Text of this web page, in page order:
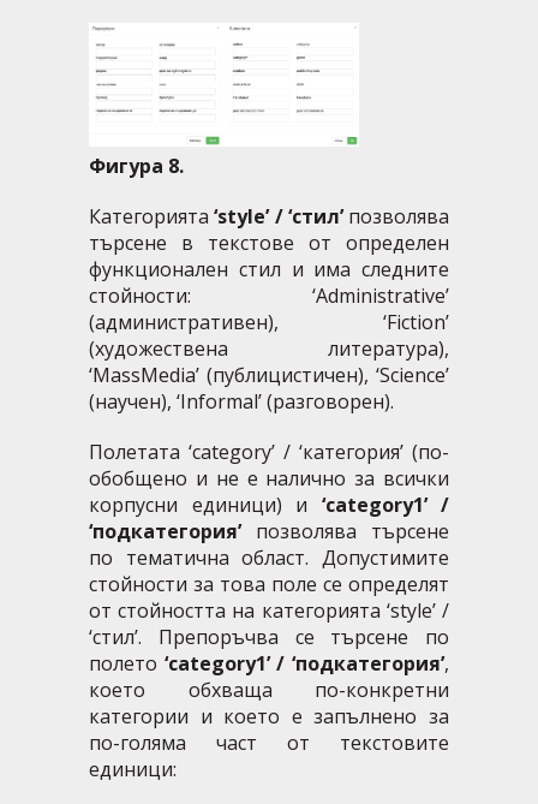
Фигура 8.
Категорията‘style’ / ‘стил’позволява
търсене в текстове от определен
функционален стил и има следните
стойности: ‘Аdministrative’
(административен), ‘Fiction’
(художествена литература),
‘MassMedia’ (публицистичен), ‘Science’
(научен), ‘Informal’ (разговорен).
Полетата ‘category’ / ‘категория’ (по-
обобщено и не е налично за всички
корпусни единици) и ‘category1’ /
‘подкатегория’позволява търсене
по тематична област. Допустимите
стойности за това поле се определят
от стойността на категорията ‘style’ /
‘стил’. Препоръчва се търсене по
полето ‘category1’ / ‘подкатегория’,
което обхваща по-конкретни
категории и което е запълнено за
по-голяма част от текстовите
единици: